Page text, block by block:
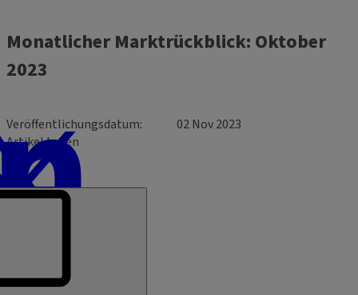
Monatlicher Marktrückblick: Oktober
2023
Veröffentlichungsdatum
02 Nov 2023
Artikel teilen